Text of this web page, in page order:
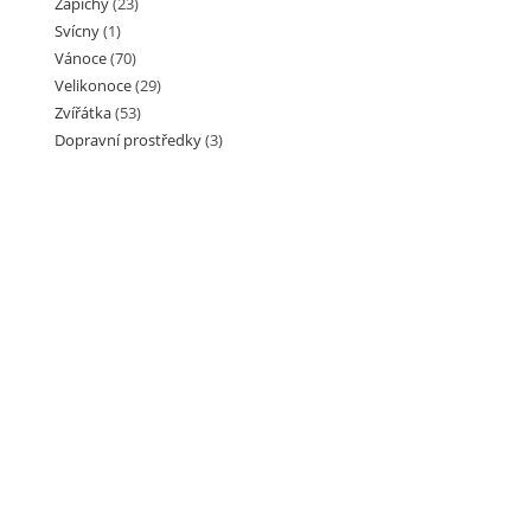
Svícny(1)
Vánoce(70)
Velikonoce(29)
Zvířátka(53)
Dopravní prostředky(3)